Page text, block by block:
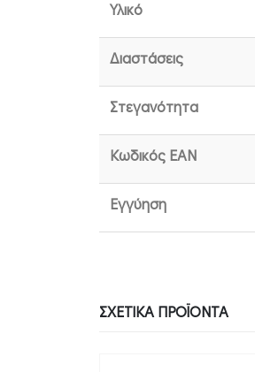
Υλικό
Διαστάσεις
Στεγανότητα
Κωδικός EAN
Εγγύηση
ΣΧΕΤΙΚΆ ΠΡΟΪΌΝΤΑ